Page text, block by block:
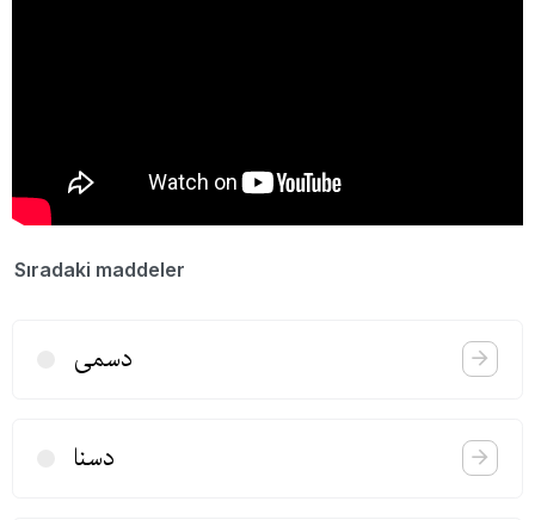
Sıradaki maddeler
دسمی
دسنا